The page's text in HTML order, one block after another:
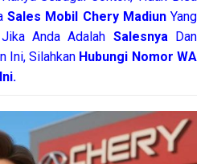
Sales Mobil Chery Madiun Yang
Anda Adalah SalesnyaDan
Ini, Silahkan Hubungi Nomor WA